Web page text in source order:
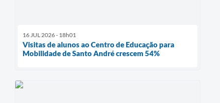
16 JUL 2026 - 18h01
Visitas de alunos ao Centro de Educação para
Mobilidade de Santo André crescem 54%